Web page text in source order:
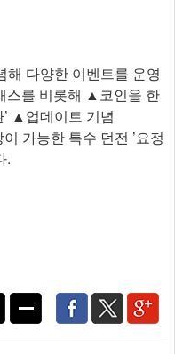
해 다양한 이벤트를 운영
스를 비롯해 ▲코인을 한
’ ▲업데이트 기념
가능한 특수 던전 ’요정
.